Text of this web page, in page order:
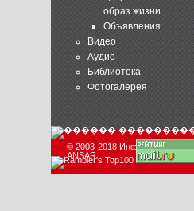
образ жизни
Объявления
Видео
Аудио
Библиотека
Фотогалерея
© 2003-2018 Информационно-
ANSAR